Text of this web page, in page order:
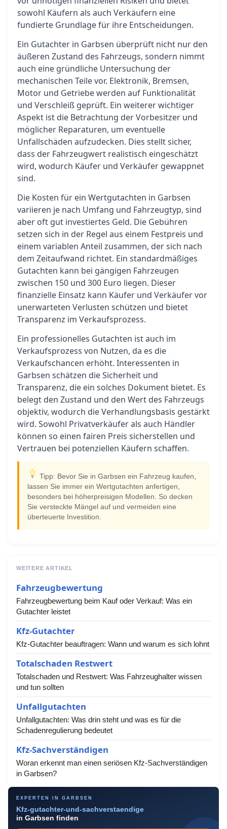
sowohl Käufern als auch Verkäufern eine
fundierte Grundlage für ihre Entscheidungen.
Ein Gutachter in Garbsen überprüft nicht nur den
äußeren Zustand des Fahrzeugs, sondern nimmt
auch eine gründliche Untersuchung der
mechanischen Teile vor. Elektronik, Bremsen,
Motor und Getriebe werden auf Funktionalität
und Verschleiß geprüft. Ein weiterer wichtiger
Aspekt ist die Betrachtung der Vorbesitzer und
möglicher Reparaturen, um eventuelle
Unfallschäden aufzudecken. Dies stellt sicher,
dass der Fahrzeugwert realistisch eingeschätzt
wird, wodurch Käufer und Verkäufer gewappnet
sind.
Die Kosten für ein Wertgutachten in Garbsen
variieren je nach Umfang und Fahrzeugtyp, sind
aber oft gut investiertes Geld. Die Gebühren
setzen sich in der Regel aus einem Festpreis und
einem variablen Anteil zusammen, der sich nach
dem Zeitaufwand richtet. Ein standardmäßiges
Gutachten kann bei gängigen Fahrzeugen
zwischen 150 und 300 Euro liegen. Dieser
finanzielle Einsatz kann Käufer und Verkäufer vor
unerwarteten Verlusten schützen und bietet
Transparenz im Verkaufsprozess.
Ein professionelles Gutachten ist auch im
Verkaufsprozess von Nutzen, da es die
Verkaufschancen erhöht. Interessenten in
Garbsen schätzen die Sicherheit und
Transparenz, die ein solches Dokument bietet. Es
belegt den Zustand und den Wert des Fahrzeugs
objektiv, wodurch die Verhandlungsbasis gestärkt
wird. Sowohl Privatverkäufer als auch Händler
können so einen fairen Preis sicherstellen und
Vertrauen bei potenziellen Käufern schaffen.
Tipp: Bevor Sie in Garbsen ein Fahrzeug kaufen,
lassen Sie immer ein Wertgutachten anfertigen,
besonders bei höherpreisigen Modellen. So decken
Sie versteckte Mängel auf und vermeiden eine
überteuerte Investition.
WEITERE ARTIKEL
Fahrzeugbewertung
Fahrzeugbewertung beim Kauf oder Verkauf: Was ein
Gutachter leistet
Kfz-Gutachter
Kfz-Gutachter beauftragen: Wann und warum es sich lohnt
Totalschaden Restwert
Totalschaden und Restwert: Was Fahrzeughalter wissen
und tun sollten
Unfallgutachten
Unfallgutachten: Was drin steht und was es für die
Schadenregulierung bedeutet
Kfz-Sachverständigen
Woran erkennt man einen seriösen Kfz-Sachverständigen
in Garbsen?
EXPERTEN IN GARBSEN
Kfz-gutachter-und-sachverstaendige
in Garbsen finden